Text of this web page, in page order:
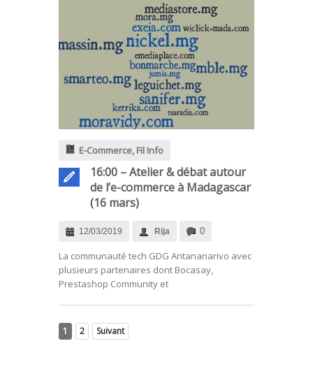
E-Commerce, Fil Info
16:00 – Atelier & débat autour
de l’e-commerce à Madagascar
(16 mars)
12/03/2019 Rija 0
La communauté tech GDG Antananarivo avec
plusieurs partenaires dont Bocasay,
Prestashop Community et
1 2 Suivant